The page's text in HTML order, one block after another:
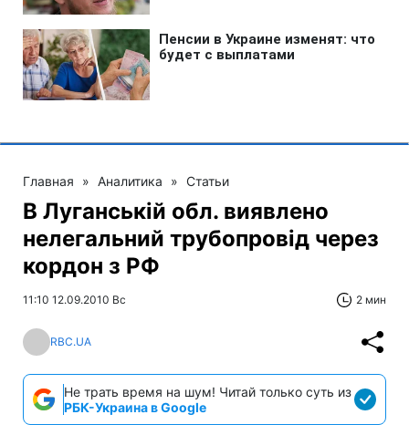
Главная » Аналитика » Статьи
В Луганській обл. виявлено
нелегальний трубопровід через
кордон з РФ
11:10 12.09.2010 Вс 2 мин
RBC.UA
Не трать время на шум! Читай только суть из
РБК-Украина в Google